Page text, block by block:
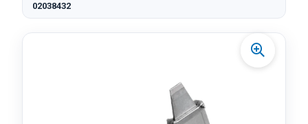
02038432